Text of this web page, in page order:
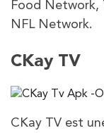
Food Network,
NFL Network.
CKay TV
CKay TV est